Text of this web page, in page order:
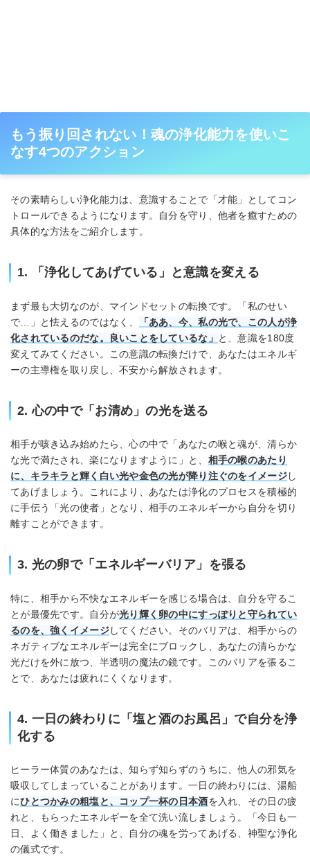
もう振り回されない！魂の浄化能力を使いこ
なす4つのアクション
その素晴らしい浄化能力は、意識することで「才能」としてコン
トロールできるようになります。自分を守り、他者を癒すための
具体的な方法をご紹介します。
1. 「浄化してあげている」と意識を変える
まず最も大切なのが、マインドセットの転換です。「私のせい
で…」と怯えるのではなく、
「ああ、今、私の光で、この人が浄
化されているのだな。良いことをしているな」 と、意識を180度
変えてみてください。この意識の転換だけで、あなたはエネルギ
ーの主導権を取り戻し、不安から解放されます。
2. 心の中で「お清め」の光を送る
相手が咳き込み始めたら、心の中で「あなたの喉と魂が、清らか
な光で満たされ、楽になりますように」と、 相手の喉のあたり
に、キラキラと輝く白い光や金色の光が降り注ぐのをイメージし
てあげましょう。これにより、あなたは浄化のプロセスを積極的
に手伝う「光の使者」となり、相手のエネルギーから自分を切り
離すことができます。
3. 光の卵で「エネルギーバリア」を張る
特に、相手から不快なエネルギーを感じる場合は、自分を守るこ
とが最優先です。自分が光り輝く卵の中にすっぽりと守られてい
るのを、強くイメージしてください。そのバリアは、相手からの
ネガティブなエネルギーは完全にブロックし、あなたの清らかな
光だけを外に放つ、半透明の魔法の鏡です。このバリアを張るこ
とで、あなたは疲れにくくなります。
4. 一日の終わりに「塩と酒のお風呂」で自分を浄
化する
ヒーラー体質のあなたは、知らず知らずのうちに、他人の邪気を
吸収してしまっていることがあります。一日の終わりには、湯船
にひとつかみの粗塩と、コップ一杯の日本酒を入れ、その日の疲
れと、もらったエネルギーを全て洗い流しましょう。「今日も一
日、よく働きました」と、自分の魂を労ってあげる、神聖な浄化
の儀式です。